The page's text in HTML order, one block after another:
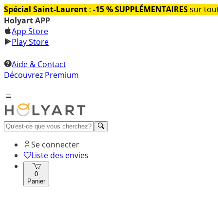
Spécial Saint-Laurent : -15 % SUPPLÉMENTAIRESsur
Holyart APP
App Store
Play Store
Aide & Contact
Découvrez Premium
Se connecter
Liste des envies
0
Panier